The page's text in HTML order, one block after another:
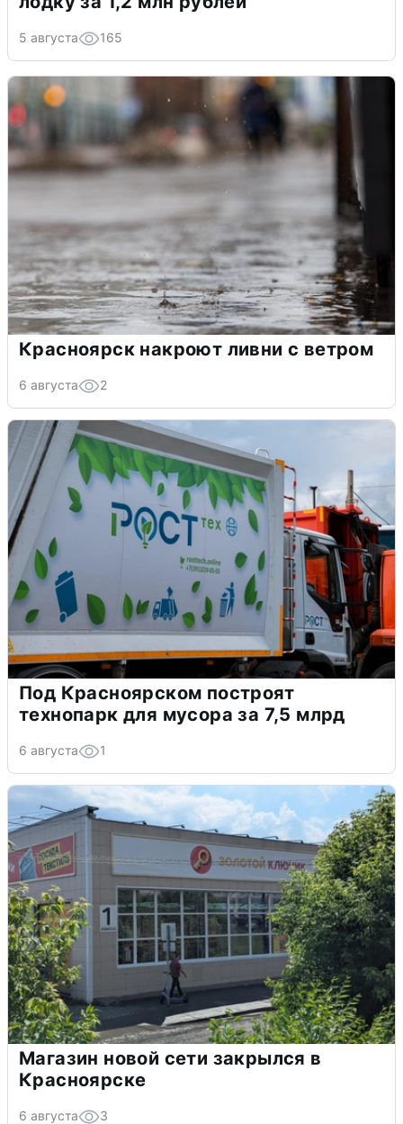
5 августа 165
Красноярск накроют ливни с ветром
6 августа 2
Под Красноярском построят
технопарк для мусора за 7,5 млрд
6 августа 1
Магазин новой сети закрылся в
Красноярске
6 августа 3